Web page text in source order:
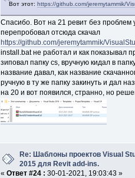
Вот этот: https://github.com/jeremytammik/
Спасибо. Вот на 21 ревит без проблем
перепробовал отсюда скачал
https://github.com/jeremytammik/
install.bat не работал и как показывал
зиповал папку cs, вручную кидал в
название давал, как название
ручную в ту же папку закинуть и дал
на 20 и вот появился, странно, но
Re: Шаблоны проектов Visual
2015 для Revit add-ins.
« Ответ #24 : 30-01-2021, 19:03:43 »